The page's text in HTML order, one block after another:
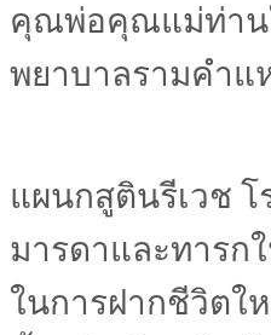
คุณพ่อคุณแม่ท่านใ
พยาบาลรามคำแ
แผนกสูตินรีเวช
มารดาและทารก
ในการฝากชีวิตใ